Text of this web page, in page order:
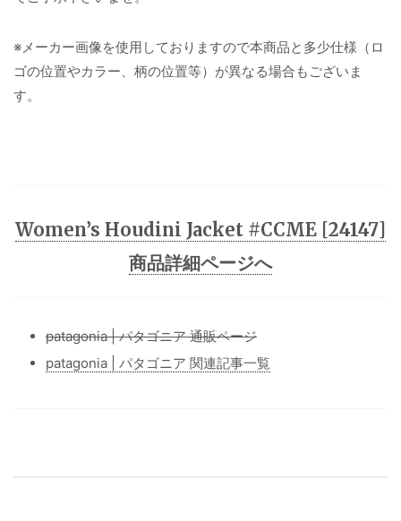
※メーカー画像を使用しておりますので本商品と多少仕様（ロ
ゴの位置やカラー、柄の位置等）が異なる場合もございま
す。
Women’s Houdini Jacket #CCME [24147]
商品詳細ページへ
patagonia | パタゴニア 通販ページ
patagonia | パタゴニア 関連記事一覧